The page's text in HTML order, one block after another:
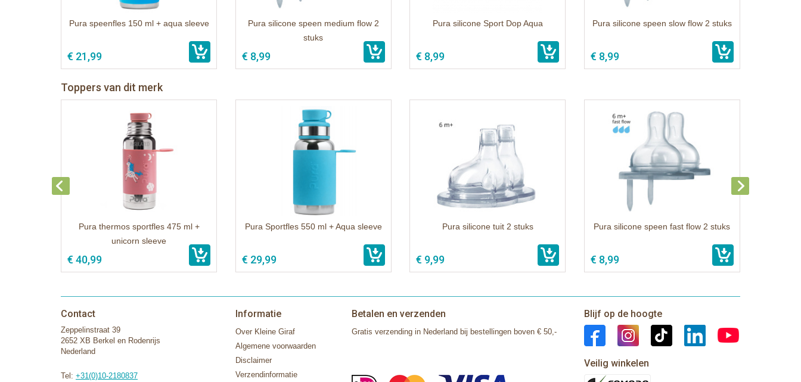
Pura speenfles 150 ml + aqua sleeve
€ 21,99
Pura silicone speen medium flow 2
stuks
€ 8,99
Pura silicone Sport Dop Aqua
€ 8,99
Pura silicone speen slow flow 2 stuks
€ 8,99
Toppers van dit merk
Pura thermos sportfles 475 ml +
unicorn sleeve
€ 40,99
Pura Sportfles 550 ml + Aqua sleeve
€ 29,99
Pura silicone tuit 2 stuks
€ 9,99
Pura silicone speen fast flow 2 stuks
€ 8,99
Contact
Zeppelinstraat 39
2652 XB Berkel en Rodenrijs
Nederland
Tel: +31(0)10-2180837
Informatie
Over Kleine Giraf
Algemene voorwaarden
Disclaimer
Verzendinformatie
Betalen en verzenden
Gratis verzending in Nederland bij bestellingen boven € 50,-
Blijf op de hoogte
Veilig winkelen